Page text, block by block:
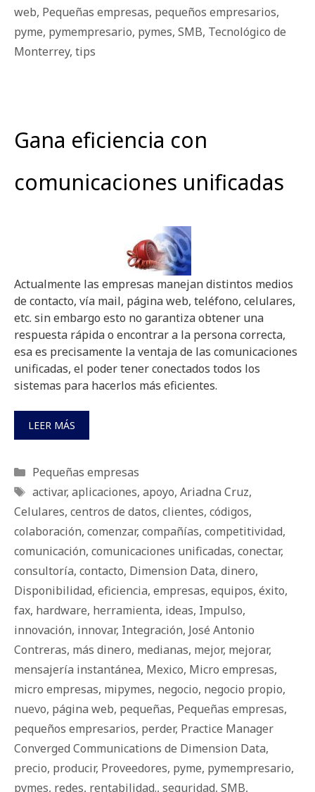
web, Pequeñas empresas, pequeños empresarios,
pyme, pymempresario, pymes, SMB, Tecnológico de
Monterrey, tips
Gana eficiencia con
comunicaciones unificadas
Actualmente las empresas manejan distintos medios
de contacto, vía mail, página web, teléfono, celulares,
etc. sin embargo esto no garantiza obtener una
respuesta rápida o encontrar a la persona correcta,
esa es precisamente la ventaja de las comunicaciones
unificadas, el poder tener conectados todos los
sistemas para hacerlos más eficientes.
LEER MÁS
Categorías
Pequeñas empresas
Etiquetas
activar, aplicaciones, apoyo, Ariadna Cruz,
Celulares, centros de datos, clientes, códigos,
colaboración, comenzar, compañías, competitividad,
comunicación, comunicaciones unificadas, conectar,
consultoría, contacto, Dimension Data, dinero,
Disponibilidad, eficiencia, empresas, equipos, éxito,
fax, hardware, herramienta, ideas, Impulso,
innovación, innovar, Integración, José Antonio
Contreras, más dinero, medianas, mejor, mejorar,
mensajería instantánea, Mexico, Micro empresas,
micro empresas, mipymes, negocio, negocio propio,
nuevo, página web, pequeñas, Pequeñas empresas,
pequeños empresarios, perder, Practice Manager
Converged Communications de Dimension Data,
precio, producir, Proveedores, pyme, pymempresario,
pymes, redes, rentabilidad., seguridad, SMB,